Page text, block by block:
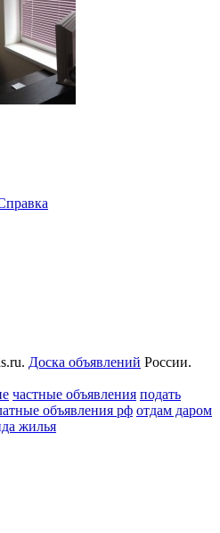
Доска объявлений России.
частные объявления подать
объявления рф отдам даром
жилья